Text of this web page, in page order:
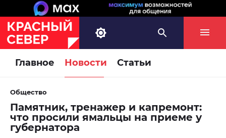
Главное Новости Статьи
Общество
Памятник, тренажер и капремонт:
что просили ямальцы на приеме у
губернатора